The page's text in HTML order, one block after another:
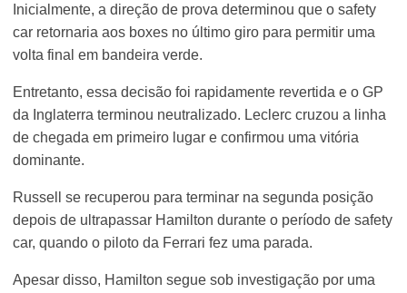
Inicialmente, a direção de prova determinou que o safety
car retornaria aos boxes no último giro para permitir uma
volta final em bandeira verde.
Entretanto, essa decisão foi rapidamente revertida e o GP
da Inglaterra terminou neutralizado. Leclerc cruzou a linha
de chegada em primeiro lugar e confirmou uma vitória
dominante.
Russell se recuperou para terminar na segunda posição
depois de ultrapassar Hamilton durante o período de safety
car, quando o piloto da Ferrari fez uma parada.
Apesar disso, Hamilton segue sob investigação por uma